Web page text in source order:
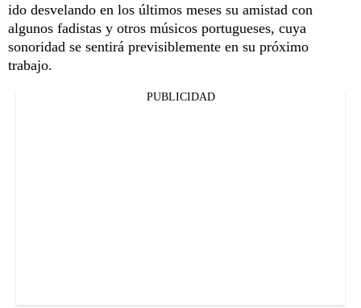
ido desvelando en los últimos meses su amistad con
algunos fadistas y otros músicos portugueses, cuya
sonoridad se sentirá previsiblemente en su próximo
trabajo.
PUBLICIDAD